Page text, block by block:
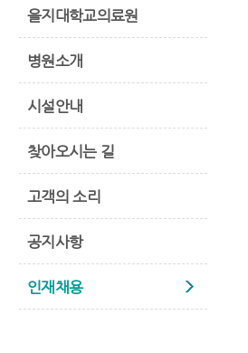
을지대학교의료원
병원소개
시설안내
찾아오시는 길
고객의 소리
공지사항
인재채용